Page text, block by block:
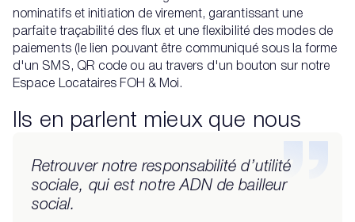
nominatifs et initiation de virement, garantissant une
parfaite traçabilité des flux et une flexibilité des modes de
paiements (le lien pouvant être communiqué sous la forme
d'un SMS, QR code ou au travers d'un bouton sur notre
Espace Locataires FOH & Moi.
Ils en parlent mieux que nous
Retrouver notre responsabilité d’utilité
sociale, qui est notre ADN de bailleur
social.